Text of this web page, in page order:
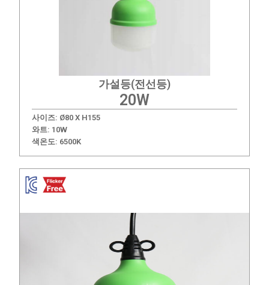
가설등(전선등)
20W
사이즈: Ø80 X H155
와트: 10W
색온도: 6500K